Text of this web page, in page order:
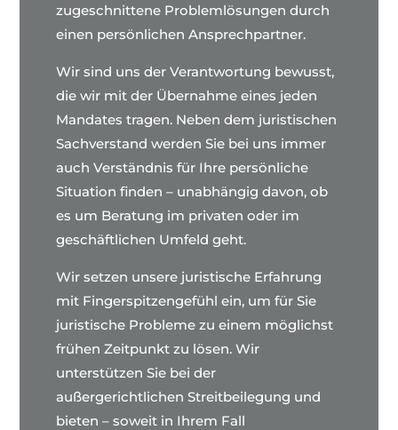
zugeschnittene Problemlösungen durch
einen persönlichen Ansprechpartner.
Wir sind uns der Verantwortung bewusst,
die wir mit der Übernahme eines jeden
Mandates tragen. Neben dem juristischen
Sachverstand werden Sie bei uns immer
auch Verständnis für Ihre persönliche
Situation finden – unabhängig davon, ob
es um Beratung im privaten oder im
geschäftlichen Umfeld geht.
Wir setzen unsere juristische Erfahrung
mit Fingerspitzengefühl ein, um für Sie
juristische Probleme zu einem möglichst
frühen Zeitpunkt zu lösen. Wir
unterstützen Sie bei der
außergerichtlichen Streitbeilegung und
bieten – soweit in Ihrem Fall